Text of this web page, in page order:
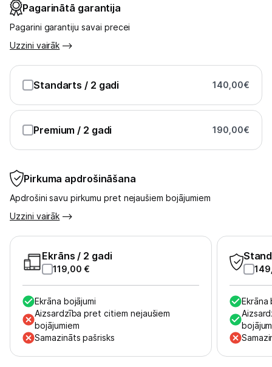
Pirkuma apdrošināšana
Apdrošini savu pirkumu pret nejaušiem bojājumiem
Uzzini vairāk
Ekrāns / 2 gadi
119,00 €
Ekrāna bojājumi
Aizsardzība pret citiem nejaušiem
bojājumiem
Samazināts pašrisks
Ekrāna
Pagarinātā garantija
Pagarini garantiju savai precei
Uzzini vairāk
Standarts / 2 gadi 140,00€
Premium / 2 gadi 190,00€